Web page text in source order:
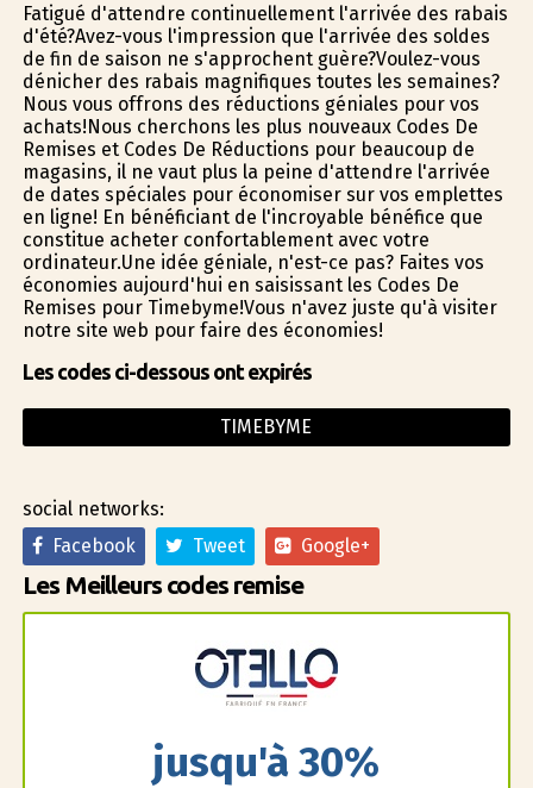
Fatigué d'attendre continuellement l'arrivée des rabais
d'été?Avez-vous l'impression que l'arrivée des soldes
de fin de saison ne s'approchent guère?Voulez-vous
dénicher des rabais magnifiques toutes les semaines?
Nous vous offrons des réductions géniales pour vos
achats!Nous cherchons les plus nouveaux Codes De
Remises et Codes De Réductions pour beaucoup de
magasins, il ne vaut plus la peine d'attendre l'arrivée
de dates spéciales pour économiser sur vos emplettes
en ligne! En bénéficiant de l'incroyable bénéfice que
constitue acheter confortablement avec votre
ordinateur.Une idée géniale, n'est-ce pas? Faites vos
économies aujourd'hui en saisissant les Codes De
Remises pour Timebyme!Vous n'avez juste qu'à visiter
notre site web pour faire des économies!
Les codes ci-dessous ont expirés
TIMEBYME
social networks:
Facebook
Tweet Google+
Les Meilleurs codes remise
jusqu'à 30%